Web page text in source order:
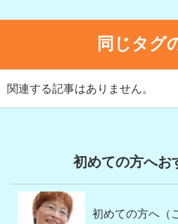
同じタグ
関連する記事はありません。
初めての方へお
初めての方へ（